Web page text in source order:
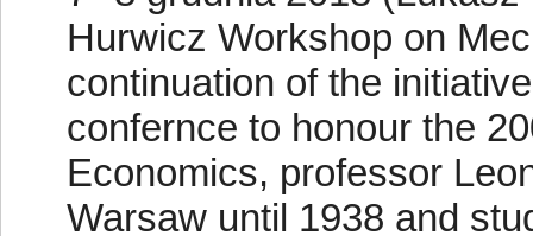
Hurwicz Workshop on
continuation of the
confernce to honour the
Economics, professor
Warsaw until 1938 and